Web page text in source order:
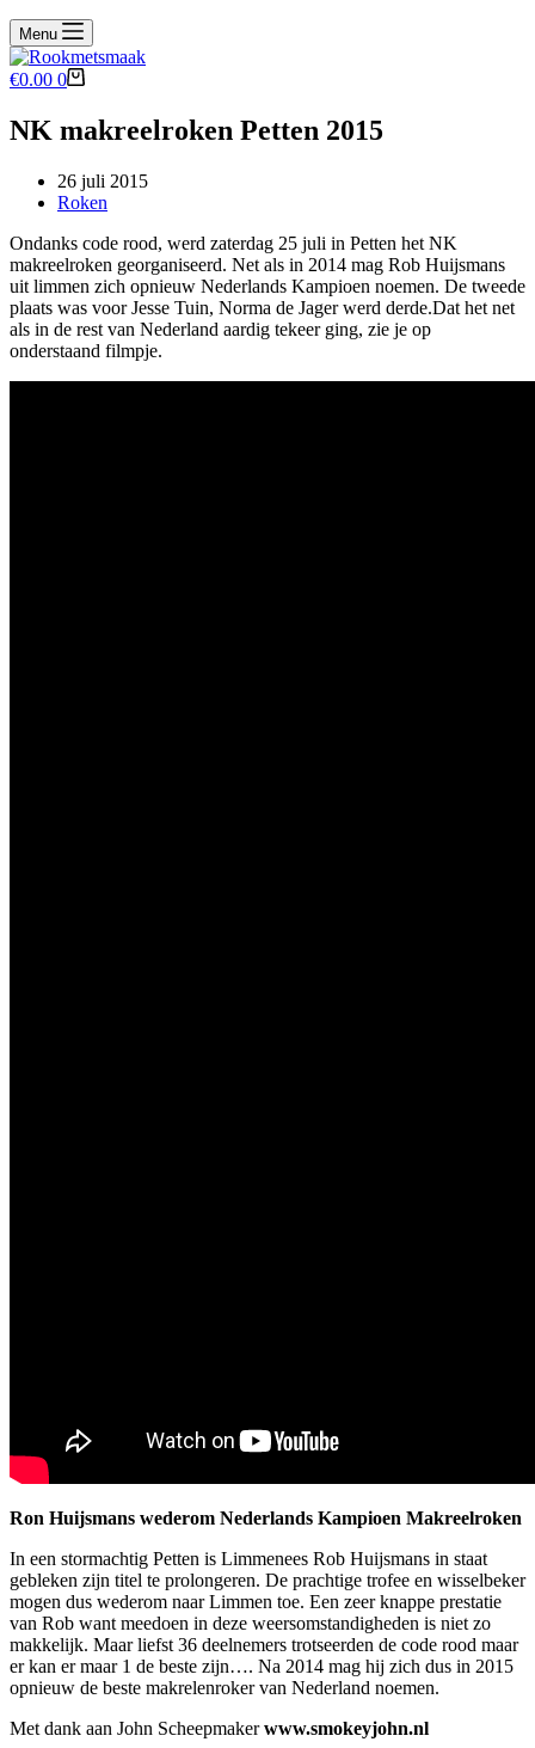
Menu
Winkelwagen
€0.00 0
NK makreelroken Petten 2015
26 juli 2015
Roken
Ondanks code rood, werd zaterdag 25 juli in Petten het NK
makreelroken georganiseerd. Net als in 2014 mag Rob Huijsmans
uit limmen zich opnieuw Nederlands Kampioen noemen. De tweede
plaats was voor Jesse Tuin, Norma de Jager werd derde.Dat het net
als in de rest van Nederland aardig tekeer ging, zie je op
onderstaand filmpje.
Ron Huijsmans wederom Nederlands Kampioen Makreelroken
In een stormachtig Petten is Limmenees Rob Huijsmans in staat
gebleken zijn titel te prolongeren. De prachtige trofee en wisselbeker
mogen dus wederom naar Limmen toe. Een zeer knappe prestatie
van Rob want meedoen in deze weersomstandigheden is niet zo
makkelijk. Maar liefst 36 deelnemers trotseerden de code rood maar
er kan er maar 1 de beste zijn…. Na 2014 mag hij zich dus in 2015
opnieuw de beste makrelenroker van Nederland noemen.
Met dank aan John Scheepmakerwww.smokeyjohn.nl